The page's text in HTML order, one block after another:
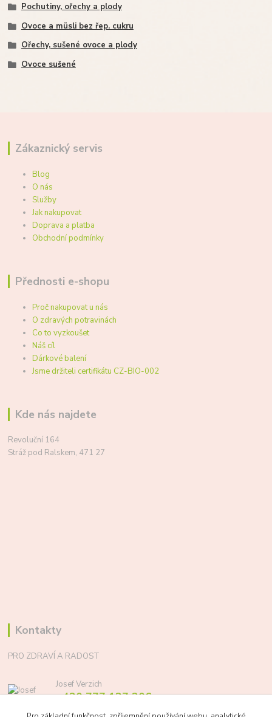
Pochutiny, ořechy a plody
Ovoce a müsli bez řep. cukru
Ořechy, sušené ovoce a plody
Ovoce sušené
Zákaznický servis
Blog
O nás
Služby
Jak nakupovat
Doprava a platba
Obchodní podmínky
Přednosti e-shopu
Proč nakupovat u nás
O zdravých potravinách
Co to vyzkoušet
Náš cíl
Dárkové balení
Jsme držiteli certifikátu CZ-BIO-002
Kde nás najdete
Revoluční 164
Stráž pod Ralskem, 471 27
Kontakty
PRO ZDRAVÍ A RADOST
Josef Verzich
+420 777 137 206